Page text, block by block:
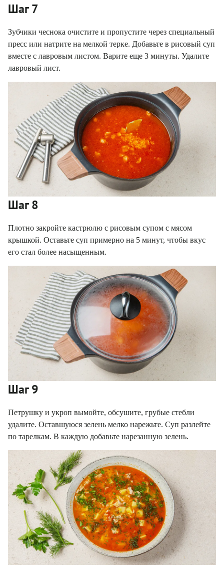
Шаг 7
Зубчики чеснока очистите и пропустите через специальный
пресс или натрите на мелкой терке. Добавьте в рисовый суп
вместе с лавровым листом. Варите еще 3 минуты. Удалите
лавровый лист.
Шаг 8
Плотно закройте кастрюлю с рисовым супом с мясом
крышкой. Оставьте суп примерно на 5 минут, чтобы вкус
его стал более насыщенным.
Шаг 9
Петрушку и укроп вымойте, обсушите, грубые стебли
удалите. Оставшуюся зелень мелко нарежьте. Суп разлейте
по тарелкам. В каждую добавьте нарезанную зелень.